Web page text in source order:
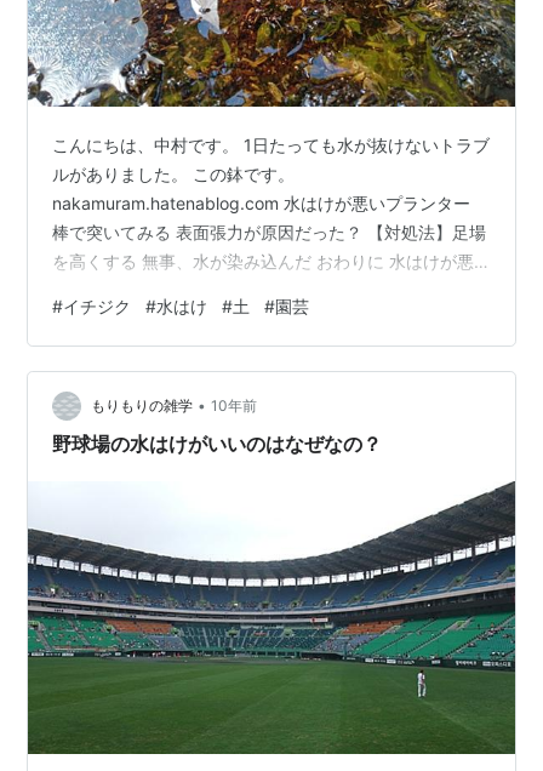
こんにちは、中村です。 1日たっても水が抜けないトラブ
ルがありました。 この鉢です。
nakamuram.hatenablog.com 水はけが悪いプランター
棒で突いてみる 表面張力が原因だった？ 【対処法】足場
を高くする 無事、水が染み込んだ おわりに 水はけが悪
っても、ずっと水が溜まったまま。 棒で突いてみる 空気
がたまっているのかな？と思い棒で突いてみました。 そ
れでも変化なし。 突いたとき根っこの感触もないので、
根詰まりでもありません。 表面張力が原因だった？ ため
しに鉢をゆすったり、動かしてみます。 すると水が出て
#イチジク #水はけ #土 #園芸
もりもりの雑学 • 10年前
野球場の水はけがいいのはなぜなの？